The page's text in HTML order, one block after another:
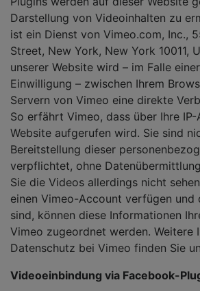
Darstellung von Videoinhalten zu
ist ein Dienst von Vimeo.com, Inc.,
Street, New York, New York 10011,
unserer Website wird – im Falle
Einwilligung – zwischen Ihrem
Servern von Vimeo eine direkte
So erfährt Vimeo, dass über Ihre IP-
Website aufgerufen wird. Sie sind
Bereitstellung dieser
verpflichtet, ohne
Sie die Videos allerdings nicht
einen Vimeo-Account verfügen
sind, können diese Informationen
Vimeo zugeordnet werden. Weitere
Datenschutz bei Vimeo finden Sie
Videoeinbindung via Facebook-